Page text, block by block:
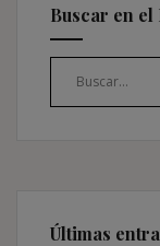
Buscar en
Últimas